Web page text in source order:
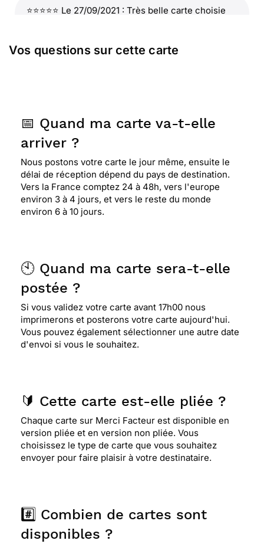
⭐⭐⭐⭐⭐ Le 27/09/2021 : Très belle carte choisie
Vos questions sur cette carte
📅 Quand ma carte va-t-elle
arriver ?
Nous postons votre carte le jour même, ensuite le
délai de réception dépend du pays de destination.
Vers la France comptez 24 à 48h, vers l'europe
environ 3 à 4 jours, et vers le reste du monde
environ 6 à 10 jours.
🕙 Quand ma carte sera-t-elle
postée ?
Si vous validez votre carte avant 17h00 nous
imprimerons et posterons votre carte aujourd'hui.
Vous pouvez également sélectionner une autre date
d'envoi si vous le souhaitez.
🔰 Cette carte est-elle pliée ?
Chaque carte sur Merci Facteur est disponible en
version pliée et en version non pliée. Vous
choisissez le type de carte que vous souhaitez
envoyer pour faire plaisir à votre destinataire.
#️⃣ Combien de cartes sont
disponibles ?